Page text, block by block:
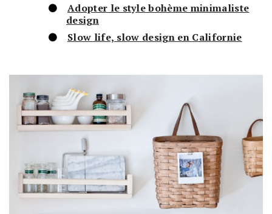
Adopter le style bohème minimaliste
design
Slow life, slow design en Californie